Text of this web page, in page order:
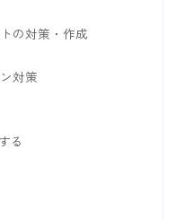
の対策・作成
対策
る